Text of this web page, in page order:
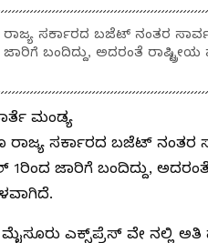
ರಾಜ್ಯ ಸರ್ಕಾರದ ಬಜೆಟ್ ನಂತರ
ಬಂದಿದ್ದು, ಅದರಂತೆ
ಮಂಡ್ಯ
ರಾಜ್ಯ ಸರ್ಕಾರದ ಬಜೆಟ್ ನಂತರ
1ರಿಂದ ಜಾರಿಗೆ ಬಂದಿದ್ದು,
ಎಕ್ಸ್‌ಪ್ರೆಸ್ ವೇ ನಲ್ಲಿ